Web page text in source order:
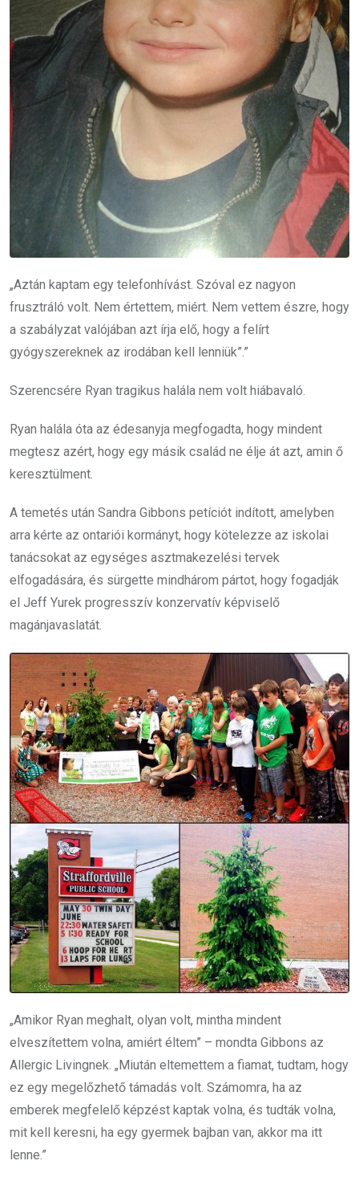
„Aztán kaptam egy telefonhívást. Szóval ez nagyon
frusztráló volt. Nem értettem, miért. Nem vettem észre, hogy
a szabályzat valójában azt írja elő, hogy a felírt
gyógyszereknek az irodában kell lenniük”.”
Szerencsére Ryan tragikus halála nem volt hiábavaló.
Ryan halála óta az édesanyja megfogadta, hogy mindent
megtesz azért, hogy egy másik család ne élje át azt, amin ő
keresztülment.
A temetés után Sandra Gibbons petíciót indított, amelyben
arra kérte az ontariói kormányt, hogy kötelezze az iskolai
tanácsokat az egységes asztmakezelési tervek
elfogadására, és sürgette mindhárom pártot, hogy fogadják
el Jeff Yurek progresszív konzervatív képviselő
magánjavaslatát.
„Amikor Ryan meghalt, olyan volt, mintha mindent
elveszítettem volna, amiért éltem” – mondta Gibbons az
Allergic Livingnek. „Miután eltemettem a fiamat, tudtam, hogy
ez egy megelőzhető támadás volt. Számomra, ha az
emberek megfelelő képzést kaptak volna, és tudták volna,
mit kell keresni, ha egy gyermek bajban van, akkor ma itt
lenne.”